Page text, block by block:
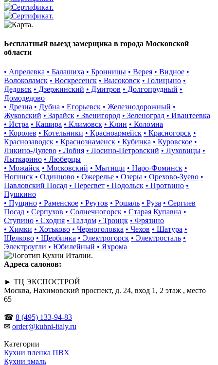
Бесплатный выезд замерщика в города Московской
области
• Апрелевка • Балашиха • Бронницы • Верея • Видное •
Волоколамск • Воскресенск • Высоковск • Голицыно •
Дедовск • Дзержинский • Дмитров • Долгопрудный •
Домодедово
• Дрезна • Дубна • Егорьевск • Железнодорожный •
Жуковский • Зарайск • Звенигород • Зеленоград • Ивантеевка
• Истра • Кашира • Климовск • Клин • Коломна
• Королев • Котельники • Красноармейск • Красногорск •
Краснозаводск • Краснознаменск • Кубинка • Куровское •
Ликино-Дулево • Лобня • Лосино-Петровский • Луховицы •
Лыткарино • Люберцы
• Можайск • Московский • Мытищи • Наро-Фоминск •
Ногинск • Одинцово • Ожерелье • Озеры • Орехово-Зуево •
Павловский Посад • Пересвет • Подольск • Протвино •
Пушкино
• Пущино • Раменское • Реутов • Рошаль • Руза • Сергиев
Посад • Серпухов • Солнечногорск • Старая Купавна •
Ступино • Сходня • Талдом • Троицк • Фрязино
• Химки • Хотьково • Черноголовка • Чехов • Шатура •
Щелково • Щербинка • Электрогорск • Электросталь •
Электроугли • Юбилейный • Яхрома
Адреса салонов:
► ТЦ ЭКСПОСТРОЙ
Москва, Нахимовский проспект, д. 24, вход 1, 2 этаж , место
65
☎ 8 (495) 133-94-83
✉ order@kuhni-italy.ru
Категории
Кухни пленка ПВХ
Кухни эмаль